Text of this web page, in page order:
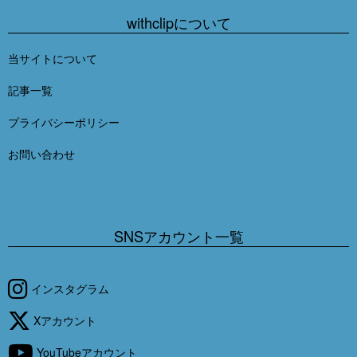
withclipについて
当サイトについて
記事一覧
プライバシーポリシー
お問い合わせ
SNSアカウント一覧
インスタグラム
Xアカウント
YouTubeアカウント